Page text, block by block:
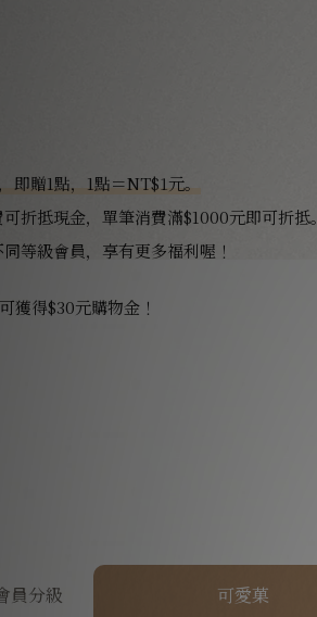
即贈1點，1點＝NT$1元。
折抵現金，單筆消費滿$1000元即可折抵。
等級會員，享有更多福利喔！
獲得$30元購物金！
員分級 可愛菓